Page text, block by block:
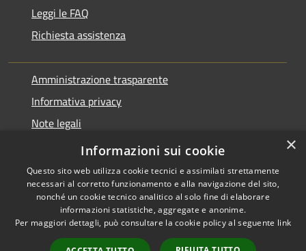
Leggi le FAQ
Richiesta assistenza
Amministrazione trasparente
Informativa privacy
Note legali
Dichiarazione di accessibilità
Accessibilità
Copyright © 2026 • Comune di
Varano Borghi • Powered by
Municipium• Accesso
×
Informazioni sui cookie
Questo sito web utilizza cookie tecnici e assimilati strettamente
necessari al corretto funzionamento e alla navigazione del sito,
nonché un cookie tecnico analitico al solo fine di elaborare
informazioni statistiche, aggregate e anonime.
Per maggiori dettagli, può consultare la cookie policy al seguente link